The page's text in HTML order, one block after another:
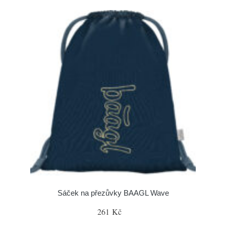
Sáček na přezůvky BAAGL Wave
261 Kč